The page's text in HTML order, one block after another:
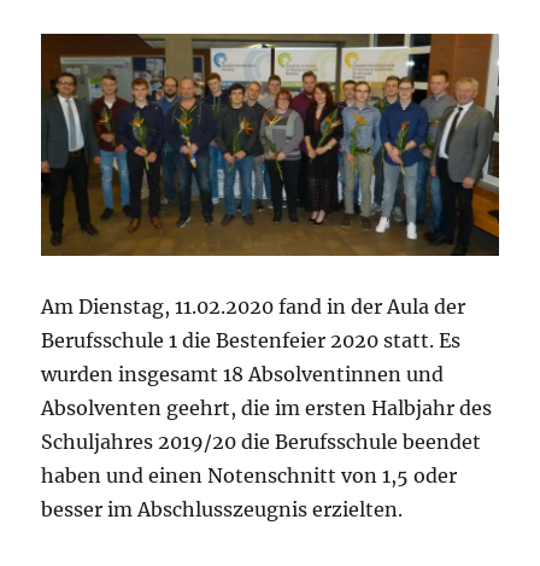
Am Dienstag, 11.02.2020 fand in der Aula der
Berufsschule 1 die Bestenfeier 2020 statt. Es
wurden insgesamt 18 Absolventinnen und
Absolventen geehrt, die im ersten Halbjahr des
Schuljahres 2019/20 die Berufsschule beendet
haben und einen Notenschnitt von 1,5 oder
besser im Abschlusszeugnis erzielten.